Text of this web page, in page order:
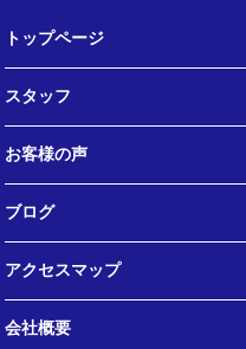
トップページ
スタッフ
お客様の声
ブログ
アクセスマップ
会社概要